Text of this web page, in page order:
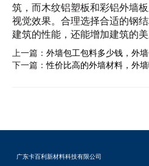
筑，而木纹铝塑板和彩铝外墙
视觉效果。合理选择合适的钢
建筑的性能，还能增加建筑的美
上一篇： 外墙包工包料多少钱，外
下一篇：性价比高的外墙材料，外
广东卡百利新材料科技有限公司